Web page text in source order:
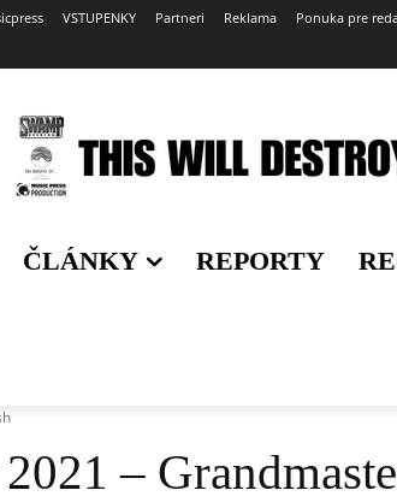
VSTUPENKY Partneri Reklama Ponuka pre
ČLÁNKY REPORTY
–